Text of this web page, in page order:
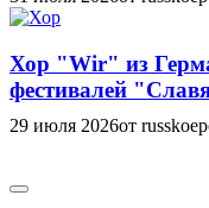
Хор "Wir" из
фестивалей
29 июля 2026от